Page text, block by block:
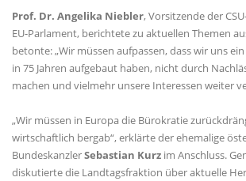
Prof. Dr. Angelika Niebler, Vorsitzende der
EU-Parlament, berichtete zu aktuellen Themen
betonte: „Wir müssen aufpassen, dass wir uns
in 75 Jahren aufgebaut haben, nicht durch
machen und vielmehr unsere Interessen weiter
Wir müssen in Europa die Bürokratie
wirtschaftlich bergab“, erklärte der ehemalige
BundeskanzlerSebastian Kurz im Anschluss.
diskutierte die Landtagsfraktion über aktuelle